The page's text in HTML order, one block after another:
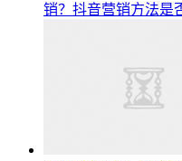
销？抖音营销方法是